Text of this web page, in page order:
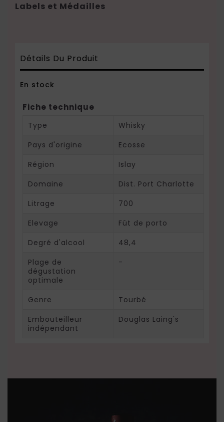
Labels et Médailles
Détails Du Produit
En stock
Fiche technique
Type
Whisky
Pays d'origine
Ecosse
Région
Islay
Domaine
Dist. Port Charlotte
Litrage
700
Elevage
Fût de porto
Degré d'alcool
48,4
Plage de
dégustation
optimale
-
Genre
Tourbé
Embouteilleur
indépendant
Douglas Laing's